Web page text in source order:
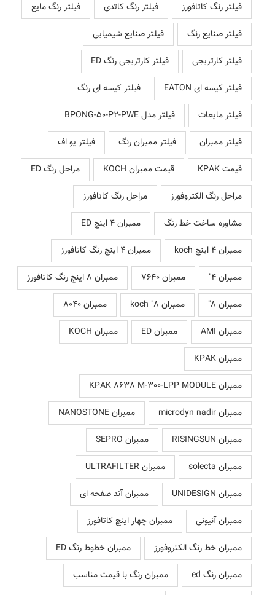
فیلتر رنگ کاتافورز
فیلتر رنگ کاتدی
فیلتر رنگ مایع
فیلتر صنایع رنگ
فیلتر صنایع شیمیایی
فیلتر کارتریجی
فیلتر کارتریجی رنگ ED
فیلتر کیسه ای EATON
فیلتر کیسه ای رنگ
فیلتر مایعات
فیلتر مدل BPONG-50-P2-PWE
فیلتر ممبران
فیلتر ممبران رنگ
فیلتر یو اف
قیمت KPAK
قیمت ممبران KOCH
مراحل رنگ ED
مراحل رنگ الکتروفورز
مراحل رنگ کاتافورز
مشاوره ساخت خط رنگ
ممبران 4 اینچ ED
ممبران 4 اینچ koch
ممبران 4 اینچ رنگ کاتافورز
ممبران 4"
ممبران 7640
ممبران 8 اینچ رنگ کاتافورز
ممبران 8"
ممبران 8" koch
ممبران 8040
ممبران AMI
ممبران ED
ممبران KOCH
ممبران KPAK
ممبران KPAK 8638 M-300-LPP MODULE
ممبران microdyn nadir
ممبران NANOSTONE
ممبران RISINGSUN
ممبران SEPRO
ممبران solecta
ممبران ULTRAFILTER
ممبران UNIDESIGN
ممبران آند صفحه ای
ممبران آنیونی
ممبران چهار اینچ کاتافورز
ممبران خط رنگ الکتروفورز
ممبران خطوط رنگ ED
ممبران رنگ ed
ممبران رنگ با قیمت مناسب